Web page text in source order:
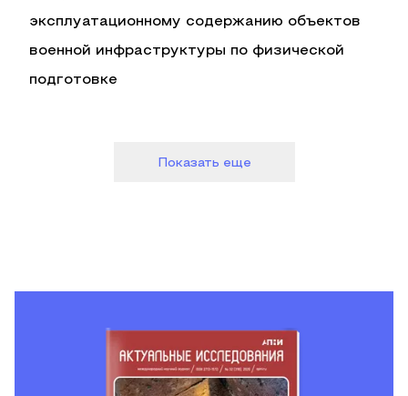
эксплуатационному содержанию объектов
военной инфраструктуры по физической
подготовке
Показать еще